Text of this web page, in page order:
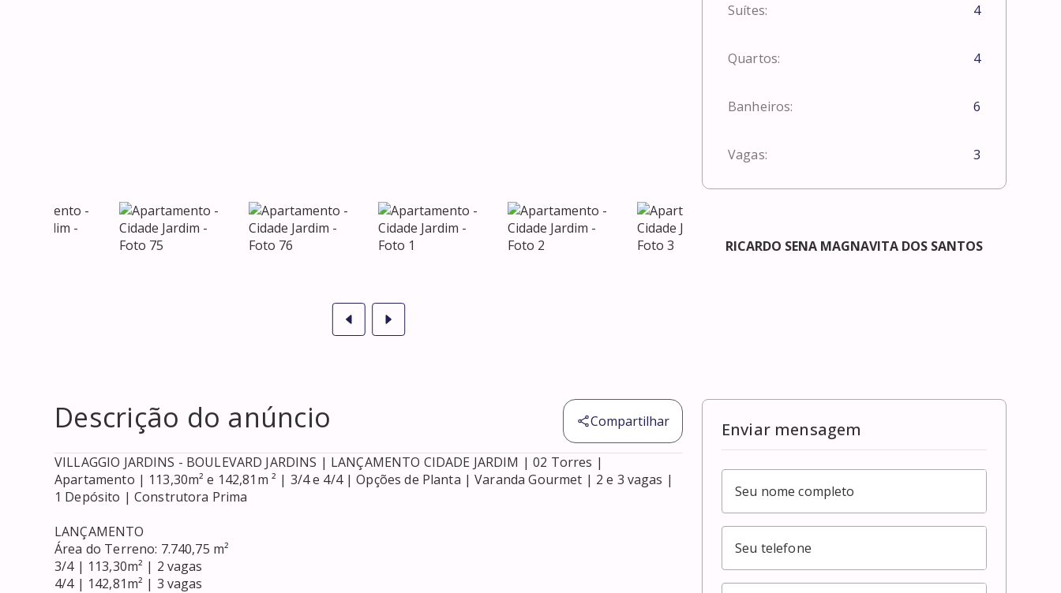
Suítes: 4
Quartos: 4
Banheiros: 6
Vagas: 3
RICARDO SENA MAGNAVITA DOS SANTOS
Descrição do anúncio Compartilhar
VILLAGGIO JARDINS - BOULEVARD JARDINS | LANÇAMENTO CIDADE JARDIM | 02 Torres |
Apartamento | 113,30m² e 142,81m ² | 3/4 e 4/4 | Opções de Planta | Varanda Gourmet | 2 e 3 vagas |
1 Depósito | Construtora Prima
LANÇAMENTO
Área do Terreno: 7.740,75 m²
3/4 | 113,30m² | 2 vagas
4/4 | 142,81m² | 3 vagas
Enviar mensagem